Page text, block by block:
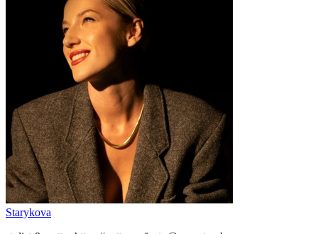
Starykova